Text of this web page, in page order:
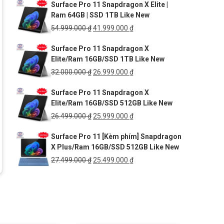
là:
35.899.000 ₫.
tại
là:
31.499.000 ₫.
Surface Pro 11 Snapdragon X Elite |
Ram 64GB | SSD 1TB Like New
54.999.000₫Giá
là:
54.999.000 ₫.
41.999.000 ₫Giá
tại
là:
41.999.000 ₫.
Surface Pro 11 Snapdragon X
Elite/Ram 16GB/SSD 1TB Like New
32.000.000₫ Giá
là:
32.000.000 ₫.
26.999.000 ₫Giá
tại
là:
26.999.000 ₫.
Surface Pro 11 Snapdragon X
Elite/Ram 16GB/SSD 512GB Like New
26.499.000₫ Giá
là:
26.499.000 ₫.
25.999.000 ₫Giá
tại
là:
25.999.000 ₫.
Surface Pro 11 [Kèm phím] Snapdragon
X Plus/Ram 16GB/SSD 512GB Like New
27.499.000₫ Giá
25.499.000 ₫Giá